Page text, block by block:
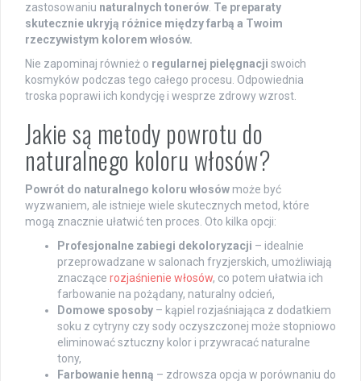
zastosowaniu naturalnych tonerów Te preparaty
skutecznie ukryją różnice między farbą a Twoim
rzeczywistym kolorem włosów.
Nie zapominaj również o regularnej pielęgnacji swoich
kosmyków podczas tego całego procesu. Odpowiednia
troska poprawi ich kondycję i wesprze zdrowy wzrost.
Jakie są metody powrotu do
naturalnego koloru włosów?
Powrót do naturalnego koloru włosów może być
wyzwaniem, ale istnieje wiele skutecznych metod, które
mogą znacznie ułatwić ten proces. Oto kilka opcji:
Profesjonalne zabiegi dekoloryzacji – idealnie
przeprowadzane w salonach fryzjerskich, umożliwiają
znaczące rozjaśnienie włosów, co potem ułatwia ich
farbowanie na pożądany, naturalny odcień,
Domowe sposoby – kąpiel rozjaśniająca z dodatkiem
soku z cytryny czy sody oczyszczonej może stopniowo
eliminować sztuczny kolor i przywracać naturalne
tony,
Farbowanie henną – zdrowsza opcja w porównaniu do